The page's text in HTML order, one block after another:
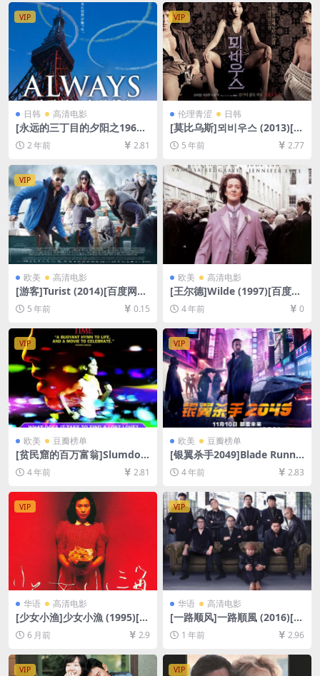
[粤语中字]
VIP
日韩 高清电影
[永远的三丁目的夕阳之1964]
Always 三丁目の夕日’64 (20
12)[百度网盘+夸克网盘1080P
超清未删减资源][网盘在线播
放/下载][MP4/9.5GB][中文字
幕]
2 年前 2.81
VIP
伦理青涩 日韩
[莫比乌斯]뫼비우스 (2013)[百
度网盘+迅雷云盘资源1080P
超清][MP4/4.9GB][韩语中字]
5 年前 2.77
VIP
欧美 高清电影
[游客]Turist (2014)[百度网盘
+迅雷云盘资源1080P超清未
删减][MP4/7.8GB][中英字幕]
5 年前 0.15
欧美 高清电影
[王尔德]Wilde (1997)[百度网
盘+迅雷云盘资源1080P超清]
[MP4/6.1GB][中文字幕]
4 年前 0
VIP
欧美 豆瓣榜单
[贫民窟的百万富翁]Slumdog
Millionaire (2008)[百度网盘
+迅雷云盘资源1080P超清未
4 年前 2.81
VIP
欧美 豆瓣榜单
[银翼杀手2049]Blade Runne
r 2049 (2017)[百度网盘+迅雷
云盘资源1080P超清未删减]
4 年前 2.83
VIP
华语 高清电影
[少女小渔]少女小漁 (1995)[百
度网盘+夸克网盘1080P超清
未删减资源][网盘在线播放/下
载][MP4/6.7GB][中文字幕]
6 月前 2.9
VIP
华语 高清电影
[一路顺风]一路順風 (2016)[百
度网盘+夸克网盘1080P超清
未删减资源][网盘在线播放/下
载][MP4/7.3GB][中文字幕]
1 年前 2.96
VIP VIP